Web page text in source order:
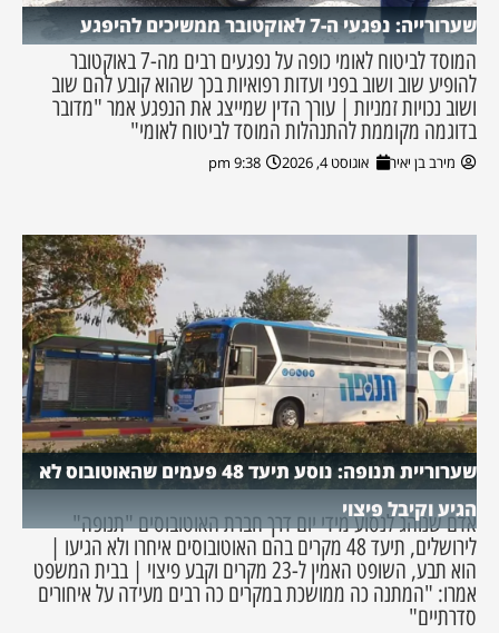
שערורייה: נפגעי ה-7 לאוקטובר ממשיכים להיפגע
המוסד לביטוח לאומי כופה על נפגעים רבים מה-7 באוקטובר
להופיע שוב ושוב בפני ועדות רפואיות בכך שהוא קובע להם שוב
ושוב נכויות זמניות | עורך הדין שמייצג את הנפגע אמר "מדובר
בדוגמה מקוממת להתנהלות המוסד לביטוח לאומי"
מירב בן יאיר אוגוסט 4, 2026 9:38 pm
שערוריית תנופה: נוסע תיעד 48 פעמים שהאוטובוס לא
הגיע וקיבל פיצוי
אדם שנוהג לנסוע מידי יום דרך חברת האוטובוסים "תנופה"
לירושלים, תיעד 48 מקרים בהם האוטובוסים איחרו ולא הגיעו |
הוא תבע, השופט האמין ל-23 מקרים וקבע פיצוי | בבית המשפט
אמרו: "המתנה כה ממושכת במקרים כה רבים מעידה על איחורים
סדרתיים"